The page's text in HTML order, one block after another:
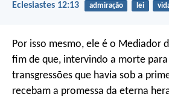
Eclesiastes 12:13 admiração lei
Por isso mesmo, ele é o Mediador
fim de que, intervindo a morte
transgressões que havia sob a
recebam a promessa da eterna